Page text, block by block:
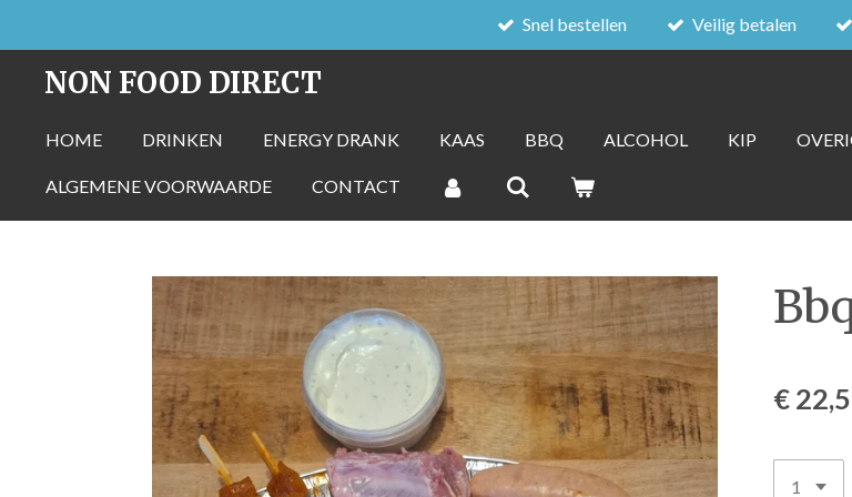
direct
naar
hoofdinhoud
Snel bestellen Veilig betalen
NON FOOD DIRECT
HOME DRINKEN ENERGY DRANK KAAS BBQ ALCOHOL KIP
ALGEMENE VOORWAARDE CONTACT
€